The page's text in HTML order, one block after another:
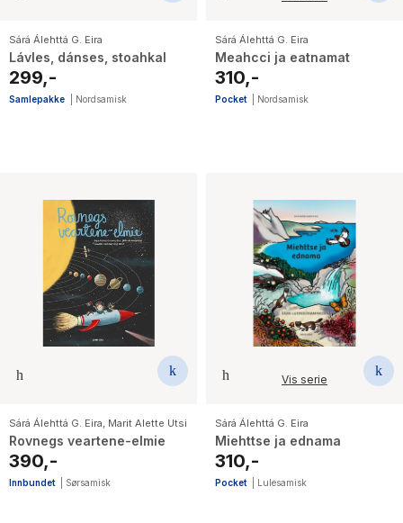
Sárá Álehttá G. Eira
Lávles, dánses, stoahkal
299,-
Samlepakke Nordsamisk
Sárá Álehttá G. Eira
Meahcci ja eatnamat
310,-
Pocket Nordsamisk
Sárá Álehttá G. Eira, Marit Alette Utsi
Rovnegs veartene-elmie
390,-
Innbundet Sørsamisk
Vis serie
Sárá Álehttá G. Eira
Miehttse ja ednama
310,-
Pocket Lulesamisk